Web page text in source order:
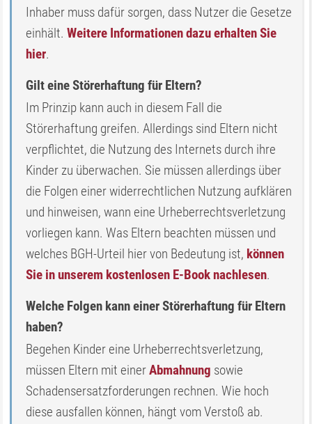
Inhaber muss dafür sorgen, dass Nutzer die Gesetze
einhält.Weitere Informationen dazu erhalten Sie
hier.
Gilt eine Störerhaftung für Eltern?
Im Prinzip kann auch in diesem Fall die
Störerhaftung greifen. Allerdings sind Eltern nicht
verpflichtet, die Nutzung des Internets durch ihre
Kinder zu überwachen. Sie müssen allerdings über
die Folgen einer widerrechtlichen Nutzung aufklären
und hinweisen, wann eine Urheberrechtsverletzung
vorliegen kann. Was Eltern beachten müssen und
welches BGH-Urteil hier von Bedeutung ist, können
Sie in unserem kostenlosen E-Book nachlesen.
Welche Folgen kann einer Störerhaftung für Eltern
haben?
Begehen Kinder eine Urheberrechtsverletzung,
müssen Eltern mit einerAbmahnung sowie
Schadensersatzforderungen rechnen. Wie hoch
diese ausfallen können, hängt vom Verstoß ab.